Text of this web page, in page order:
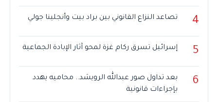
4 تصاعد النزاع القانوني بين براد بيت وأنجلينا جولي
5 إسرائيل تسرق ركام غزة لمحو آثار الإبادة الجماعية
6
بعد تداول صور عبدالله الرويشد.. محاميه يهدد
بإجراءات قانونية